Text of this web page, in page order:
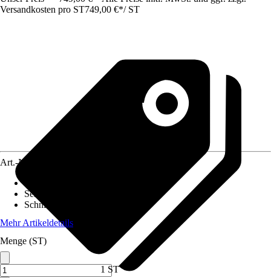
Versandkosten pro ST749,00 €*/ ST
Art.-Nr.
Sensoren
Schnittbreite
Mehr Artikeldetails
Menge (ST)
1 ST